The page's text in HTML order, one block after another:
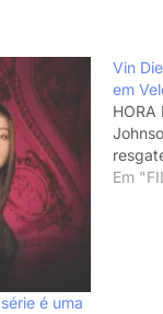
é uma
Vin
em
HORA
Em